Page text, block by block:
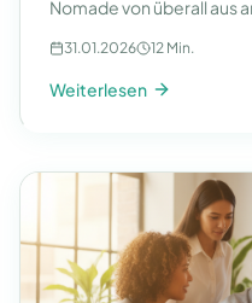
Nomade von überall aus
31.01.2026 12 Min.
Weiterlesen